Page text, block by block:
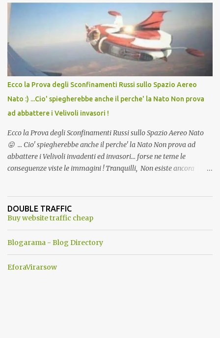
Vaccino come: l' Amaro del Capo, era "spettacolare Ghiacciato, ma
andava bene anche, a Temperatura Ambiente"! Riproponiamo
l'articolo per NON Dimenticare!
Ecco la Prova degli Sconfinamenti Russi sullo Spazio Aereo
Nato :) ...Cio' spiegherebbe anche il perche' la Nato Non prova
ad abbattere i Velivoli invasori !
Ecco la Prova degli Sconfinamenti Russi sullo Spazio Aereo Nato
😛 ... Cio' spiegherebbe anche il perche' la Nato Non prova ad
abbattere i Velivoli invadenti ed invasori... forse ne teme le
conseguenze viste le immagini ! Tranquilli, Non esiste ancora
ancora una fantasia Nato o forse una "False Flag", per provocare
una guerra mondiale che difficilmente da menti sane, potrebbe
DOUBLE TRAFFIC
Buy website traffic cheap
Blogarama - Blog Directory
EforaVirarsow